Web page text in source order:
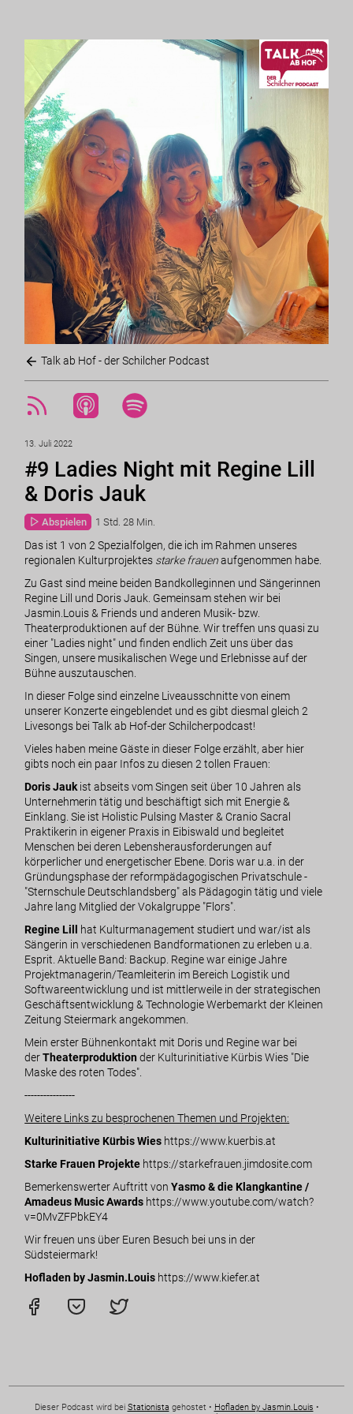
Talk ab Hof - der Schilcher Podcast
13. Juli 2022
#9 Ladies Night mit Regine Lill
& Doris Jauk
Abspielen 1 Std. 28 Min.
Das ist 1 von 2 Spezialfolgen, die ich im Rahmen unseres
regionalen Kulturprojektes starke frauenaufgenommen habe.
Zu Gast sind meine beiden Bandkolleginnen und Sängerinnen
Regine Lill und Doris Jauk. Gemeinsam stehen wir bei
Jasmin.Louis & Friends und anderen Musik- bzw.
Theaterproduktionen auf der Bühne. Wir treffen uns quasi zu
einer "Ladies night" und finden endlich Zeit uns über das
Singen, unsere musikalischen Wege und Erlebnisse auf der
Bühne auszutauschen.
In dieser Folge sind einzelne Liveausschnitte von einem
unserer Konzerte eingeblendet und es gibt diesmal gleich 2
Livesongs bei Talk ab Hof-der Schilcherpodcast!
Vieles haben meine Gäste in dieser Folge erzählt, aber hier
gibts noch ein paar Infos zu diesen 2 tollen Frauen:
Doris Jauk ist abseits vom Singen seit über 10 Jahren als
Unternehmerin tätig und beschäftigt sich mit Energie &
Einklang. Sie ist Holistic Pulsing Master & Cranio Sacral
Praktikerin in eigener Praxis in Eibiswald und begleitet
Menschen bei deren Lebensherausforderungen auf
körperlicher und energetischer Ebene. Doris war u.a. in der
Gründungsphase der reformpädagogischen Privatschule -
"Sternschule Deutschlandsberg" als Pädagogin tätig und viele
Jahre lang Mitglied derVokalgruppe "Flors"
Regine Lill hat Kulturmanagement studiert und war/ist als
Sängerin in verschiedenen Bandformationen zu erleben u.a.
Esprit . Aktuelle Band: Backup. Regine war einige Jahre
Projektmanagerin/Teamleiterin im Bereich Logistik und
Softwareentwicklung und ist mittlerweile in der strategischen
Geschäftsentwicklung & Technologie Werbemarkt der Kleinen
Zeitung Steiermark angekommen.
Mein erster Bühnenkontakt mit Doris und Regine war bei
derTheaterproduktion der Kulturinitiative Kürbis Wies "Die
Maske des roten Todes"
----------------
Weitere Links zu besprochenen Themen und Projekten:
Kulturinitiative Kürbis Wies https://www.kuerbis.at
Starke Frauen Projekte https://starkefrauen.jimdosite.com
Bemerkenswerter Auftritt von Yasmo & die Klangkantine /
Amadeus Music Awards https://www.youtube.com/watch?
v=0MvZFPbkEY4
Wir freuen uns über Euren Besuch bei uns in der
Südsteiermark!
Hofladen by Jasmin.Louis https://www.kiefer.at
Dieser Podcast wird bei Stationista gehostet • Hofladen by Jasmin.Louis •